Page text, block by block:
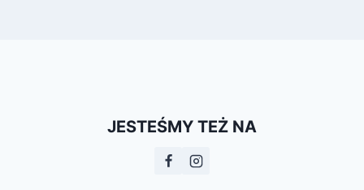
JESTEŚMY TEŻ NA